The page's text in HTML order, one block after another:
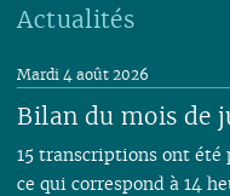
Actualités
Bilan du mois de
Mardi 4 août 2026
15 transcriptions ont
ce qui correspond à 14